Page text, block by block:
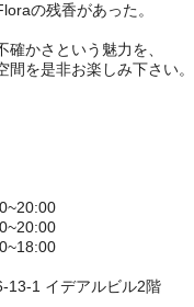
の残香があった。
かさという魅力を、
間を是非お楽しみ下さい。
13-1 イデアルビル2階